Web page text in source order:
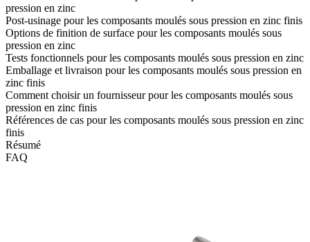
pression en zinc
Post-usinage pour les composants moulés sous pression en zinc finis
Options de finition de surface pour les composants moulés sous
pression en zinc
Tests fonctionnels pour les composants moulés sous pression en zinc
Emballage et livraison pour les composants moulés sous pression en
zinc finis
Comment choisir un fournisseur pour les composants moulés sous
pression en zinc finis
Références de cas pour les composants moulés sous pression en zinc
finis
Résumé
FAQ